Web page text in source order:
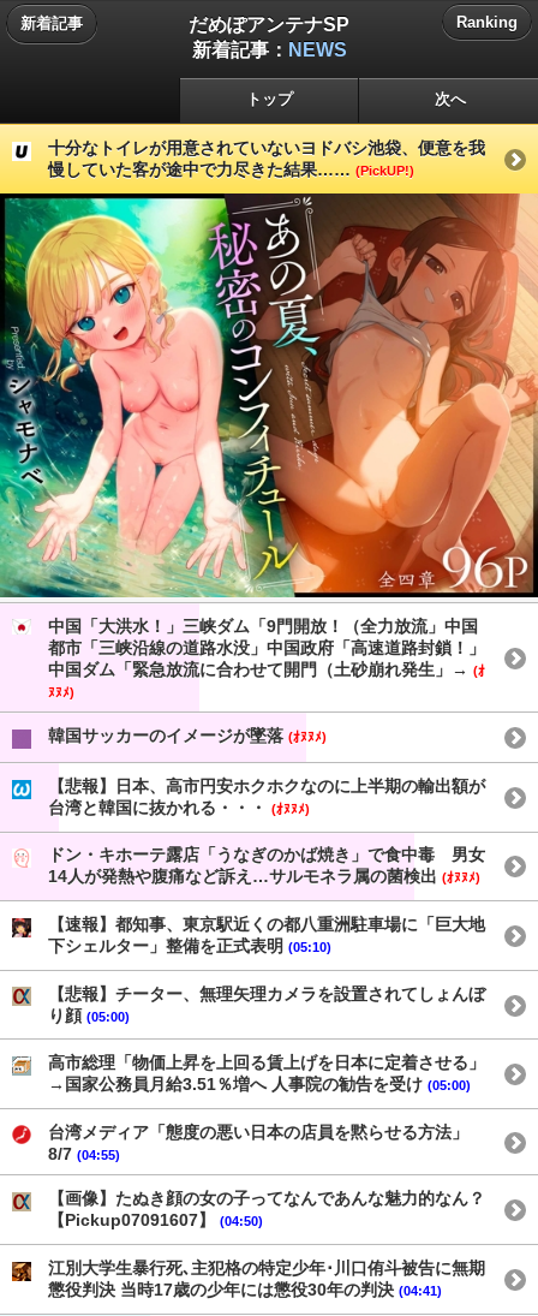
新着記事
だめぽアンテナSP
新着記事： NEWS
Ranking
トップ 次へ
十分なトイレが用意されていないヨドバシ池袋、便意を我
慢していた客が途中で力尽きた結果…… (PickUP!)
中国「大洪水！」三峡ダム「9門開放！（全力放流」中国
都市「三峡沿線の道路水没」中国政府「高速道路封鎖！」
中国ダム「緊急放流に合わせて開門（土砂崩れ発生」→ (ｵ
ﾇﾇﾒ)
韓国サッカーのイメージが墜落 (ｵﾇﾇﾒ)
【悲報】日本、高市円安ホクホクなのに上半期の輸出額が
台湾と韓国に抜かれる・・・
(ｵﾇﾇﾒ)
ドン・キホーテ露店「うなぎのかば焼き」で食中毒 男女
14人が発熱や腹痛など訴え…サルモネラ属の菌検出 (ｵﾇﾇﾒ)
【速報】都知事、東京駅近くの都八重洲駐車場に「巨大地
下シェルター」整備を正式表明 (05:10)
【悲報】チーター、無理矢理カメラを設置されてしょんぼ
り顔 (05:00)
高市総理「物価上昇を上回る賃上げを日本に定着させる」
→国家公務員月給3.51％増へ 人事院の勧告を受け (05:00)
台湾メディア「態度の悪い日本の店員を黙らせる方法」
8/7 (04:55)
【画像】たぬき顔の女の子ってなんであんな魅力的なん？
【Pickup07091607】
(04:50)
江別大学生暴行死､主犯格の特定少年･川口侑斗被告に無期
懲役判決 当時17歳の少年には懲役30年の判決 (04:41)